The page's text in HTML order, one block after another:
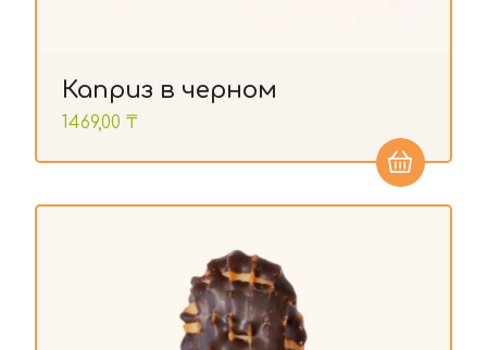
Каприз в черном
1469,00₸